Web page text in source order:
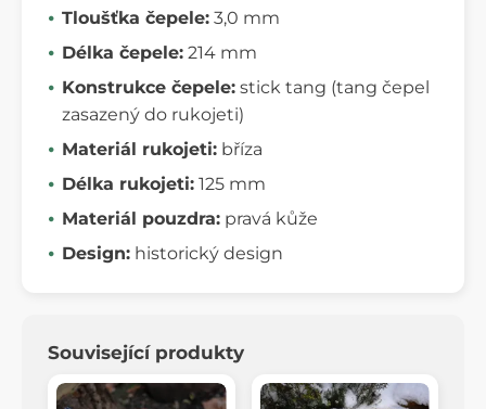
Tloušťka čepele: 3,0 mm
Délka čepele: 214 mm
Konstrukce čepele: stick tang (tang čepel
zasazený do rukojeti)
Materiál rukojeti: bříza
Délka rukojeti: 125 mm
Materiál pouzdra: pravá kůže
Design: historický design
Související produkty